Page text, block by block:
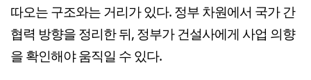
따오는 구조와는 거리가 있다. 정부 차원에서 국가 간
협력 방향을 정리한 뒤, 정부가 건설사에게 사업 의향
을 확인해야 움직일 수 있다.